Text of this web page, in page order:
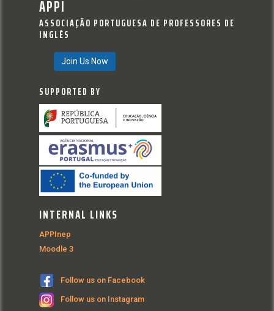
APPI
ASSOCIAÇÃO PORTUGUESA DE PROFESSORES DE
INGLÊS
Join Us Now
SUPPORTED BY
INTERNAL LINKS
APPInep
Moodle 3
Follow us on Facebook
Follow us on Instagram